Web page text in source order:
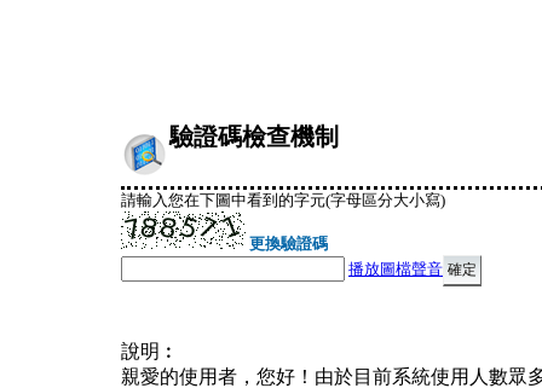
驗證碼檢查機制
請輸入您在下圖中看到的字元(字母區分大小寫)
更換驗證碼
播放圖檔聲音
說明︰
親愛的使用者，您好！由於目前系統使用人數眾